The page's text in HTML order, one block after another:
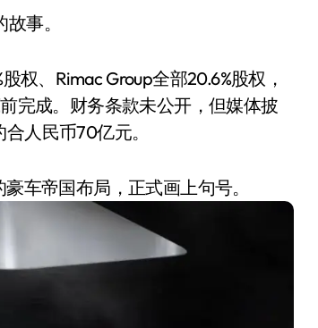
吗？
话语权
告暂停
满
事。
权、Rimac Group全部20.6%股权，
完成。财务条款未公开，但媒体披
人民币70亿元。
车帝国布局，正式画上句号。